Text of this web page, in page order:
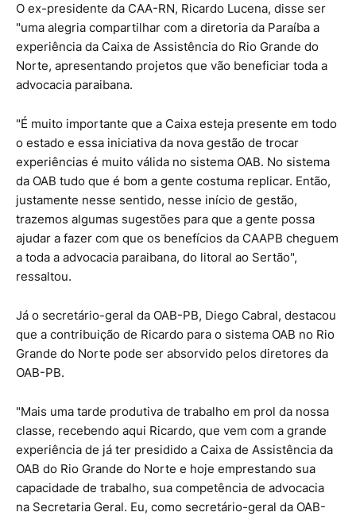
O ex-presidente da CAA-RN, Ricardo Lucena, disse ser
"uma alegria compartilhar com a diretoria da Paraíba a
experiência da Caixa de Assistência do Rio Grande do
Norte, apresentando projetos que vão beneficiar toda a
advocacia paraibana.
"É muito importante que a Caixa esteja presente em todo
o estado e essa iniciativa da nova gestão de trocar
experiências é muito válida no sistema OAB. No sistema
da OAB tudo que é bom a gente costuma replicar. Então,
justamente nesse sentido, nesse início de gestão,
trazemos algumas sugestões para que a gente possa
ajudar a fazer com que os benefícios da CAAPB cheguem
a toda a advocacia paraibana, do litoral ao Sertão",
ressaltou.
Já o secretário-geral da OAB-PB, Diego Cabral, destacou
que a contribuição de Ricardo para o sistema OAB no Rio
Grande do Norte pode ser absorvido pelos diretores da
OAB-PB.
"Mais uma tarde produtiva de trabalho em prol da nossa
classe, recebendo aqui Ricardo, que vem com a grande
experiência de já ter presidido a Caixa de Assistência da
OAB do Rio Grande do Norte e hoje emprestando sua
capacidade de trabalho, sua competência de advocacia
na Secretaria Geral. Eu, como secretário-geral da OAB-